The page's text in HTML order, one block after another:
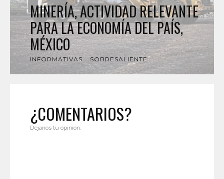
MINERÍA, ACTIVIDAD RELEVANTE
PARA LA ECONOMÍA DEL PAÍS,
MÉXICO
INFORMATIVAS SOBRESALIENTE
¿COMENTARIOS?
Déjanos tu opinión.